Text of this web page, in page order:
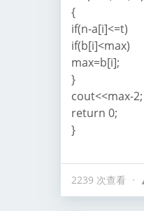
{
if(n-a[i]<=t)
if(b[i]<max)
max=b[i];
}
cout<<max-2;
return 0;
}
2239 次查看